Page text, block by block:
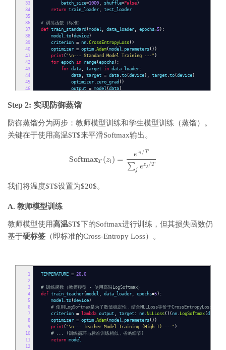
33
34
35
36
37
38
39
40
41
42
43
44
45
46
48
49
51
52
53
batch_size=1000 , shuffle= False)
return train_loader , test_loader
# 训练函数（标准）
def train_standard (model , data_loader , epochs=5):
model .to (device)
criterion = nn .CrossEntropyLoss ()
optimizer = optim .Adam (model .parameters ())
print ( "\n--- Standard Model Training ---" )
for epoch in range (epochs):
for data , target in data_loader :
data , target = data .to (device), target .to (device)
optimizer . zero_grad ()
output = model (data)
loss.
optimizer
returnmodel
train_loader,test_loader=load_mnist_data
# standard_model = train_standard(standard_model, train_loader) # 假设已经
# torch.save(standard_model.state_dict(), 'standard_model.pth')
Step 2: 实现防御蒸馏
防御蒸馏分为两步：教师模型训练和学生模型训练（蒸馏）。
关键在于使用高温$T$来平滑Softmax输出。
SoftmaxT (zi ) =
ezi /T
∑j ez j /T
我们将温度$T$设置为$20$。
A. 教师模型训练
教师模型使用高温$T$下的Softmax进行训练，但其损失函数仍
基于硬标签 （即标准的Cross-Entropy Loss）。
1
2
3
4
5
6
7
8
9
10
11
12
TEMPERATURE = 20.0
# 训练函数（教师模型 - 使用高温LogSoftmax）
def train_teacher (model , data_loader , epochs=5):
model .to (device)
# 使用LogSoftmax是为了数值稳定性，结合NLLLoss等价于CrossEntropyLoss
criterion = lambda output , target : nn . NLLLoss ()(nn . LogSoftmax (dim
optimizer = optim .Adam (model .parameters ())
print ( "\n--- Teacher Model Training (High T) ---" )
# ... (训练循环与标准训练相似，省略细节)
return model